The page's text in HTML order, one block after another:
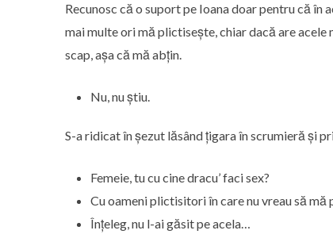
Recunosc că o suport pe Ioana doar pentru că în
mai multe ori mă plictisește, chiar dacă are acele
scap, așa că mă abțin.
Nu, nu știu.
S-a ridicat în șezut lăsând țigara în scrumieră și
Femeie, tu cu cine dracu’ faci sex?
Cu oameni plictisitori în care nu vreau să mă
Înțeleg, nu l-ai găsit pe acela…